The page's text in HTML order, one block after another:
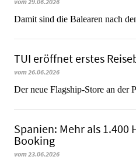
vom 29.06.2026
​​​​​​​Damit sind die Balearen nach
TUI eröffnet erstes
vom 26.06.2026
Der neue Flagship-Store an der
Spanien: Mehr als 1.400
Booking
vom 23.06.2026